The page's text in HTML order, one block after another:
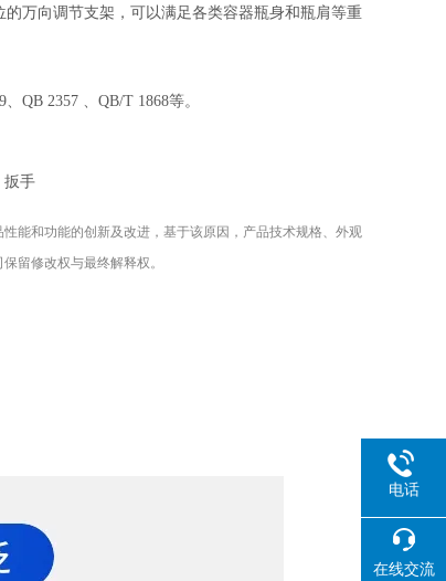
万向调节支架，可以满足各类容器瓶身和瓶肩等重
QB 2357 、QB/T 1868等。
扳手
性能和功能的创新及改进，基于该原因，产品技术规格、外观
留修改权与最终解释权。
电话
在线交流